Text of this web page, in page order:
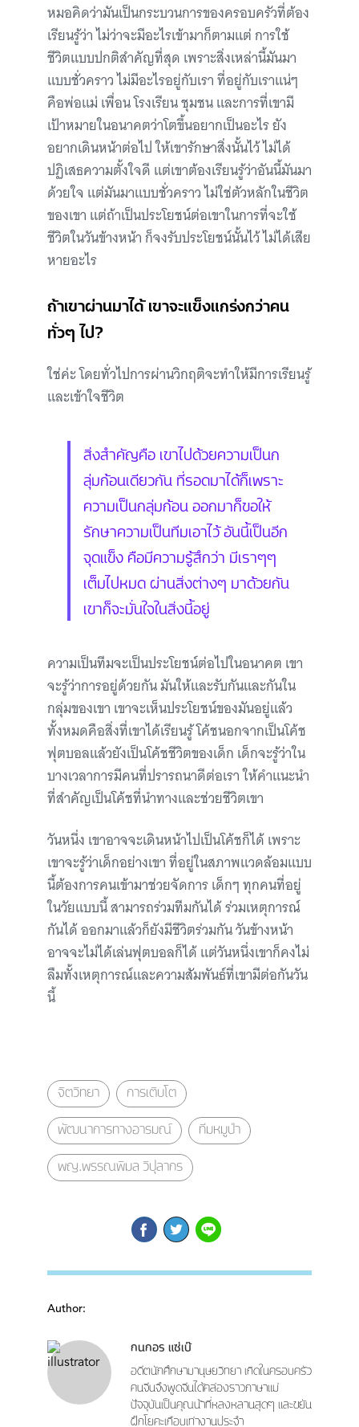
หมอคิดว่ามันเป็นกระบวนการของครอบครัวที่ต้อง
เรียนรู้ว่า ไม่ว่าจะมีอะไรเข้ามาก็ตามแต่ การใช้
ชีวิตแบบปกติสำคัญที่สุด เพราะสิ่งเหล่านี้มันมา
แบบชั่วคราว ไม่มีอะไรอยู่กับเรา ที่อยู่กับเราแน่ๆ
คือพ่อแม่ เพื่อน โรงเรียน ชุมชน และการที่เขามี
เป้าหมายในอนาคตว่าโตขึ้นอยากเป็นอะไร ยัง
อยากเดินหน้าต่อไป ให้เขารักษาสิ่งนั้นไว้ ไม่ได้
ปฏิเสธความตั้งใจดี แต่เขาต้องเรียนรู้ว่าอันนี้มันมา
ด้วยใจ แต่มันมาแบบชั่วคราว ไม่ใช่ตัวหลักในชีวิต
ของเขา แต่ถ้าเป็นประโยชน์ต่อเขาในการที่จะใช้
ชีวิตในวันข้างหน้า ก็จงรับประโยชน์นั้นไว้ ไม่ได้เสีย
หายอะไร
ถ้าเขาผ่านมาได้ เขาจะแข็งแกร่งกว่าคน
ทั่วๆ ไป?
ใช่ค่ะ โดยทั่วไปการผ่านวิกฤติจะทำให้มีการเรียนรู้
และเข้าใจชีวิต
สิ่งสำคัญคือ เขาไปด้วยความเป็นก
ลุ่มก้อนเดียวกัน ที่รอดมาได้ก็เพราะ
ความเป็นกลุ่มก้อน ออกมาก็ขอให้
รักษาความเป็นทีมเอาไว้ อันนี้เป็นอีก
จุดแข็ง คือมีความรู้สึกว่า มีเราๆๆ
เต็มไปหมด ผ่านสิ่งต่างๆ มาด้วยกัน
เขาก็จะมั่นใจในสิ่งนี้อยู่
ความเป็นทีมจะเป็นประโยชน์ต่อไปในอนาคต เขา
จะรู้ว่าการอยู่ด้วยกัน มันให้และรับกันและกันใน
กลุ่มของเขา เขาจะเห็นประโยชน์ของมันอยู่แล้ว
ทั้งหมดคือสิ่งที่เขาได้เรียนรู้ โค้ชนอกจากเป็นโค้ช
ฟุตบอลแล้วยังเป็นโค้ชชีวิตของเด็ก เด็กจะรู้ว่าใน
บางเวลาการมีคนที่ปรารถนาดีต่อเรา ให้คำแนะนำ
ที่สำคัญเป็นโค้ชที่นำทางและช่วยชีวิตเขา
วันหนึ่ง เขาอาจจะเดินหน้าไปเป็นโค้ชก็ได้ เพราะ
เขาจะรู้ว่าเด็กอย่างเขา ที่อยู่ในสภาพแวดล้อมแบบ
นี้ต้องการคนเข้ามาช่วยจัดการ เด็กๆ ทุกคนที่อยู่
ในวัยแบบนี้ สามารถร่วมทีมกันได้ ร่วมเหตุการณ์
กันได้ ออกมาแล้วก็ยังมีชีวิตร่วมกัน วันข้างหน้า
อาจจะไม่ได้เล่นฟุตบอลก็ได้ แต่วันหนึ่งเขาก็คงไม่
ลืมทั้งเหตุการณ์และความสัมพันธ์ที่เขามีต่อกันวัน
นี้
จิตวิทยา การเติบโต
พัฒนาการทางอารมณ์ ทีมหมูป่า
พญ.พรรณพิมล วิปุลากร
Author:
กนกอร แซ่เบ๊
อดีตนักศึกษามานุษยวิทยา เกิดในครอบครัว
คนจีนจึงพูดจีนได้คล่องราวภาษาแม่
ปัจจุบันเป็นคุณน้าที่หลงหลานสุดๆ และขยัน
ฝึกโยคะเกือบเท่างานประจำ